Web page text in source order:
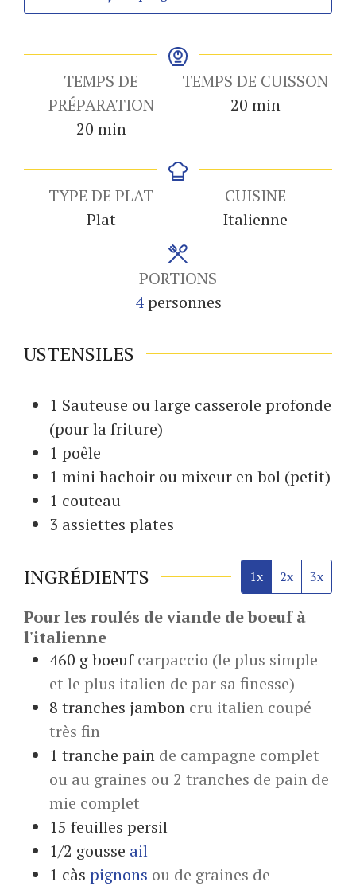
TEMPS DE
PRÉPARATION
20minutes
min
TEMPS DE CUISSON
20minutes
min
TYPE DE PLAT
Plat
CUISINE
Italienne
PORTIONS
4 personnes
USTENSILES
1 Sauteuse ou large casserole profonde
(pour la friture)
1 poêle
1 mini hachoir ou mixeur en bol (petit)
1 couteau
3 assiettes plates
INGRÉDIENTS 1x 2x 3x
Pour les roulés de viande de boeuf à
l'italienne
460 gboeuf carpaccio (le plus simple
et le plus italien de par sa finesse)
8 tranches jambon cru italien coupé
très fin
1 tranche pain de campagne complet
ou au graines ou 2 tranches de pain de
mie complet
15 feuilles persil
1/2 gousse ail
1 càs pignons ou de graines de